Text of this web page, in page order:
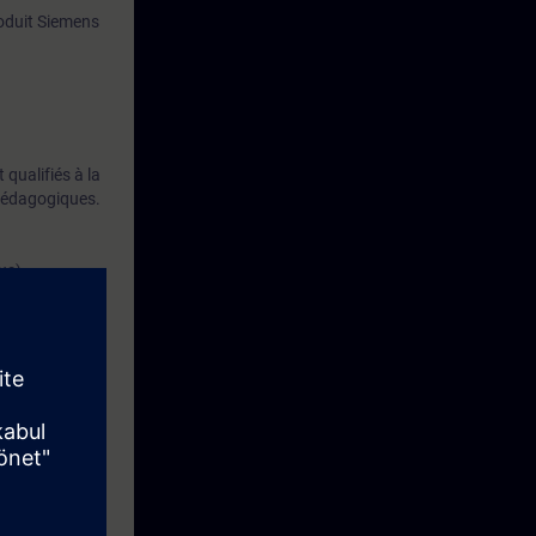
Siemens
qualifiés à la
à